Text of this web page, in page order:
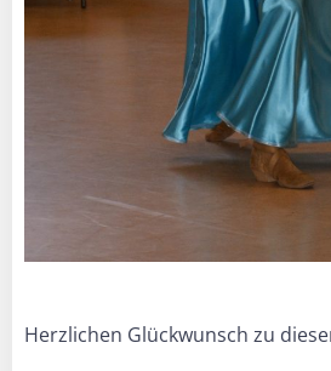
Herzlichen Glückwunsch zu